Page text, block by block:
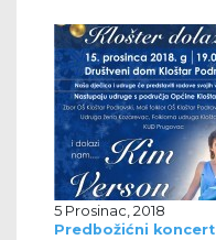
5 Prosinac, 2018
Predbožićni koncert